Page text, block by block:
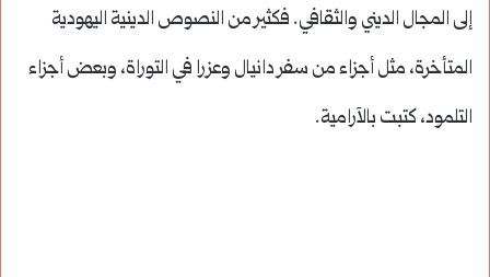
إلى المجال الديني والثقافي. فكثير من النصوص الدينية اليهودية
المتأخرة، مثل أجزاء من سفر دانيال وعزرا في التوراة، وبعض أجزاء
التلمود، كتبت بالآرامية.